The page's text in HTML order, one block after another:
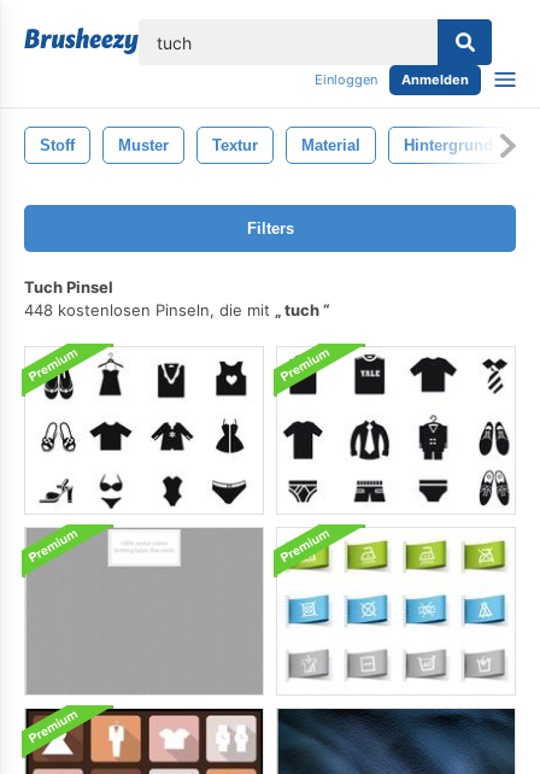
Einloggen Anmelden
Stoff Muster Textur Material Hintergrund
Filters
Tuch Pinsel
448 kostenlosen Pinseln, die mit
tuch